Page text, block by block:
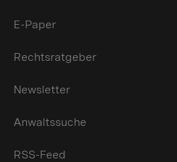
E-Paper
Rechtsratgeber
Newsletter
Anwaltssuche
RSS-Feed